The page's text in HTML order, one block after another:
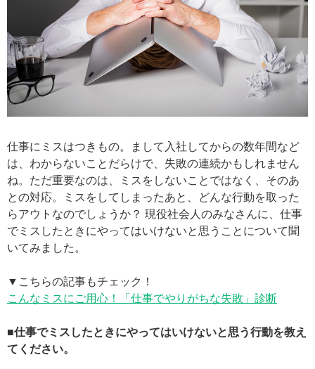
仕事にミスはつきもの。まして入社してからの数年間など
は、わからないことだらけで、失敗の連続かもしれません
ね。ただ重要なのは、ミスをしないことではなく、そのあ
との対応。ミスをしてしまったあと、どんな行動を取った
らアウトなのでしょうか？ 現役社会人のみなさんに、仕事
でミスしたときにやってはいけないと思うことについて聞
いてみました。
▼こちらの記事もチェック！
こんなミスにご用心！「仕事でやりがちな失敗」診断
■仕事でミスしたときにやってはいけないと思う行動を教え
てください。